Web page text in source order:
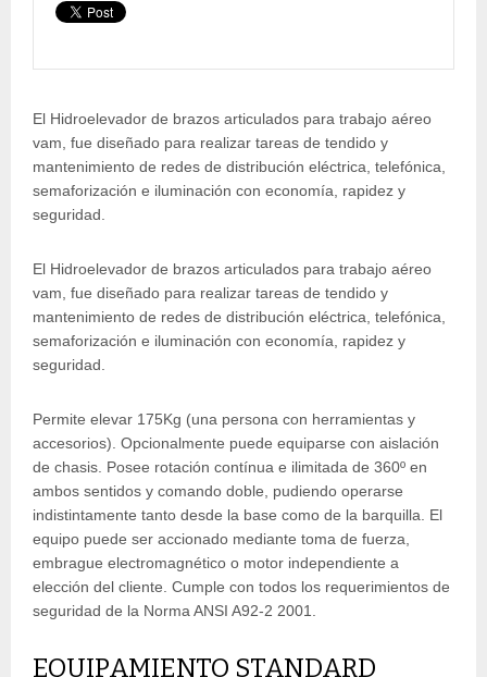
El Hidroelevador de brazos articulados para trabajo aéreo
vam, fue diseñado para realizar tareas de tendido y
mantenimiento de redes de distribución eléctrica, telefónica,
semaforización e iluminación con economía, rapidez y
seguridad.
El Hidroelevador de brazos articulados para trabajo aéreo
vam, fue diseñado para realizar tareas de tendido y
mantenimiento de redes de distribución eléctrica, telefónica,
semaforización e iluminación con economía, rapidez y
seguridad.
Permite elevar 175Kg (una persona con herramientas y
accesorios). Opcionalmente puede equiparse con aislación
de chasis. Posee rotación contínua e ilimitada de 360º en
ambos sentidos y comando doble, pudiendo operarse
indistintamente tanto desde la base como de la barquilla. El
equipo puede ser accionado mediante toma de fuerza,
embrague electromagnético o motor independiente a
elección del cliente. Cumple con todos los requerimientos de
seguridad de la Norma ANSI A92-2 2001.
EQUIPAMIENTO STANDARD